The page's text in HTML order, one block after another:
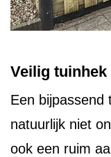
Veilig
Een bijpassend
natuurlijk niet
ook een ruim